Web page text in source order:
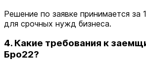
Решение по заявке принимается за
для срочных нужд бизнеса.
4. Какие требования к
Бро22?